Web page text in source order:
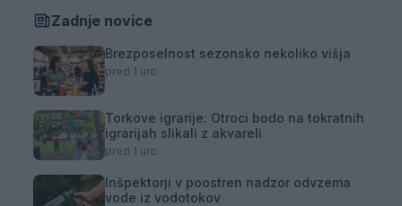
Zadnje novice
Brezposelnost sezonsko nekoliko višja
pred 1 uro
Torkove igrarije: Otroci bodo na tokratnih
igrarijah slikali z akvareli
pred 1 uro
Inšpektorji v poostren nadzor odvzema
vode iz vodotokov